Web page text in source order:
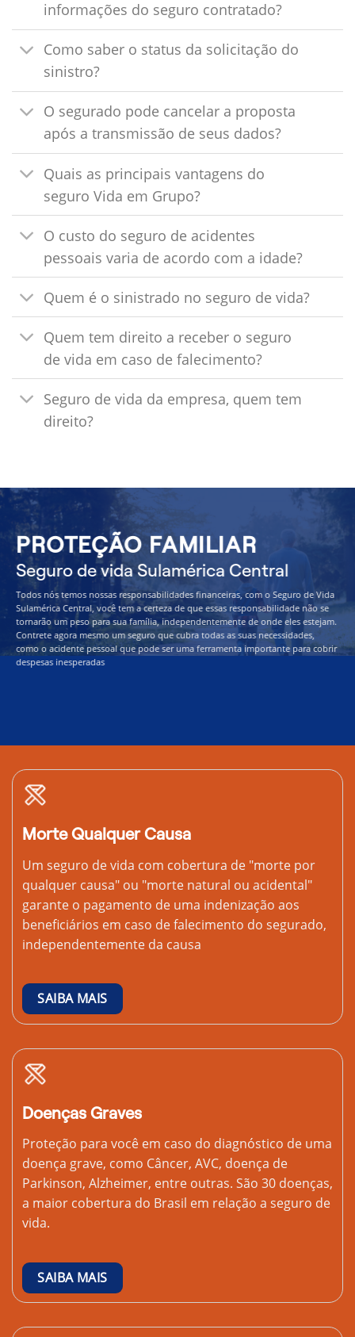
informações do seguro contratado?
Como saber o status da solicitação do
sinistro?
O segurado pode cancelar a proposta
após a transmissão de seus dados?
Quais as principais vantagens do
seguro Vida em Grupo?
O custo do seguro de acidentes
pessoais varia de acordo com a idade?
Quem é o sinistrado no seguro de vida?
Quem tem direito a receber o seguro
de vida em caso de falecimento?
Seguro de vida da empresa, quem tem
direito?
PROTEÇÃO FAMILIAR
Seguro de vida Sulamérica Central
Todos nós temos nossas responsabilidades financeiras, com o Seguro de Vida
Sulamérica Central, você tem a certeza de que essas responsabilidade não se
tornarão um peso para sua família, independentemente de onde eles estejam.
Contrete agora mesmo um seguro que cubra todas as suas necessidades,
como o acidente pessoal que pode ser uma ferramenta importante para cobrir
despesas inesperadas
Morte Qualquer Causa
Um seguro de vida com cobertura de "morte por
qualquer causa" ou "morte natural ou acidental"
garante o pagamento de uma indenização aos
beneficiários em caso de falecimento do segurado,
independentemente da causa
SAIBA MAIS
Doenças Graves
Proteção para você em caso do diagnóstico de uma
doença grave, como Câncer, AVC, doença de
Parkinson, Alzheimer, entre outras. São 30 doenças,
a maior cobertura do Brasil em relação a seguro de
vida.
SAIBA MAIS